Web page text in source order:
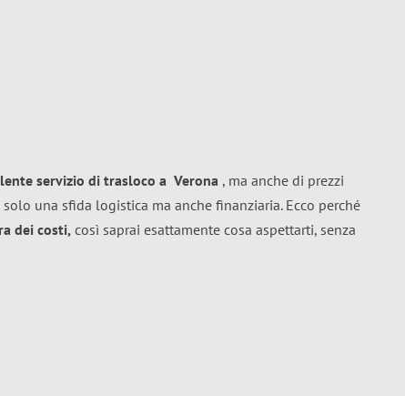
servizio di trasloco a Verona , ma anche di prezzi
solo una sfida logistica ma anche finanziaria. Ecco perché
dei costi, così saprai esattamente cosa aspettarti, senza